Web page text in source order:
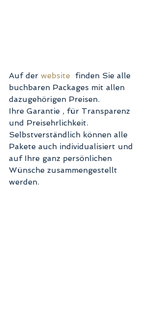
Auf der website
  finden Sie alle
buchbaren Packages mit allen
dazugehörigen Preisen.
Ihre Garantie , für Transparenz
und Preisehrlichkeit.
Selbstverständlich können alle
Pakete auch individualisiert und
auf Ihre ganz persönlichen
Wünsche zusammengestellt
werden.